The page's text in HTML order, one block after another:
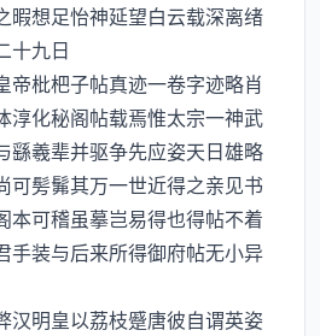
暇想足怡神延望白云载深离绪
十九日
枇杷子帖真迹一卷字迹略肖
淳化秘阁帖载焉惟太宗一神武
繇羲辈并驱争先应姿天日雄略
可髣髴其万一世近得之亲见书
本可稽虽摹岂易得也得帖不着
手装与后来所得御府帖无小异
明皇以荔枝蹙唐彼自谓英姿